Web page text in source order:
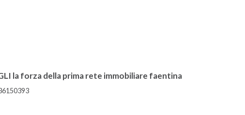
la forza della prima rete immobiliare faentina